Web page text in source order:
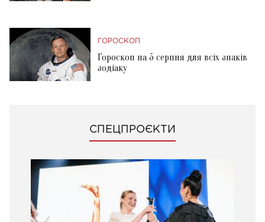
ГОРОСКОП
Гороскоп на 5 серпня для всіх знаків
зодіаку
СПЕЦПРОЄКТИ